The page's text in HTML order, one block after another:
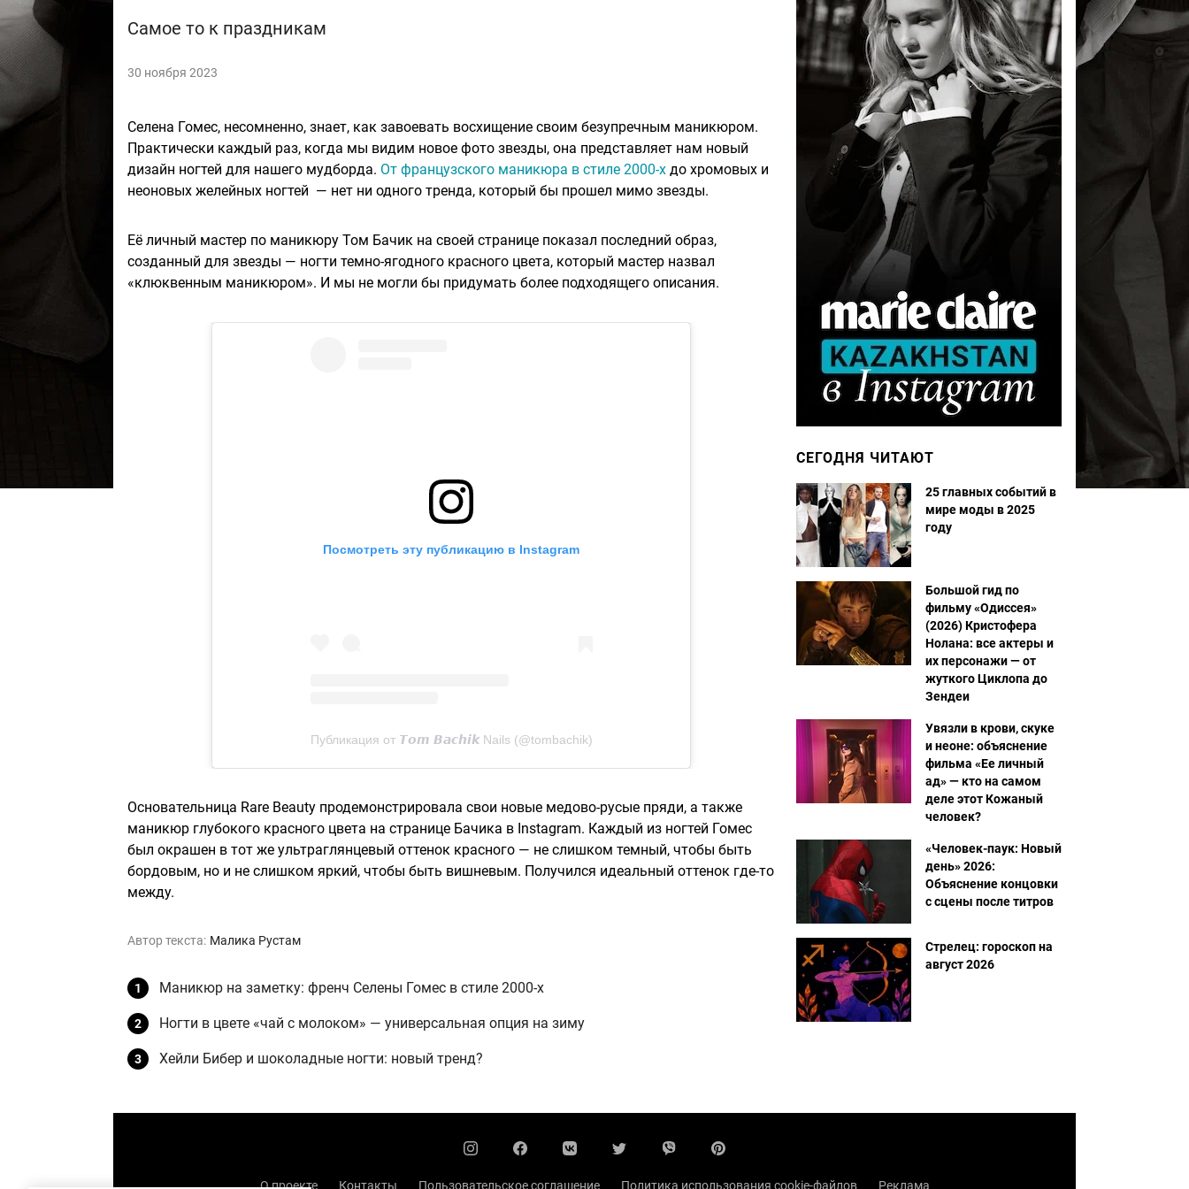
Самое то к праздникам
30 ноября 2023
Селена Гомес, несомненно, знает, как завоевать восхищение своим безупречным маникюром.
Практически каждый раз, когда мы видим новое фото звезды, она представляет нам новый
дизайн ногтей для нашего мудборда. От французского маникюра в стиле 2000-х до хромовых и
неоновых желейных ногтей — нет ни одного тренда, который бы прошел мимо звезды.
Её личный мастер по маникюру Том Бачик на своей странице показал последний образ,
созданный для звезды — ногти темно-ягодного красного цвета, который мастер назвал
«клюквенным маникюром». И мы не могли бы придумать более подходящего описания.
Посмотреть эту публикацию в Instagram
Публикация от 𝙏𝙤𝙢 𝘽𝙖𝙘𝙝𝙞𝙠 Nails (@tombachik)
Основательница Rare Beauty продемонстрировала свои новые медово-русые пряди, а также
маникюр глубокого красного цвета на странице Бачика в Instagram. Каждый из ногтей Гомес
был окрашен в тот же ультраглянцевый оттенок красного — не слишком темный, чтобы быть
бордовым, но и не слишком яркий, чтобы быть вишневым. Получился идеальный оттенок где-то
между.
Автор текста: Малика Рустам
Маникюр на заметку: френч Селены Гомес в стиле 2000-х
Ногти в цвете «чай с молоком» — универсальная опция на зиму
Хейли Бибер и шоколадные ногти: новый тренд?
СЕГОДНЯ ЧИТАЮТ
25 главных событий в
мире моды в 2025
году
Большой гид по
фильму «Одиссея»
(2026) Кристофера
Нолана: все актеры и
их персонажи — от
жуткого Циклопа до
Зендеи
Увязли в крови, скуке
и неоне: объяснение
фильма «Ее личный
ад» — кто на самом
деле этот Кожаный
человек?
«Человек-паук: Новый
день» 2026:
Объяснение концовки
с сцены после титров
Стрелец: гороскоп на
август 2026
О проекте Контакты Пользовательское соглашение Политика использования cookie-файлов Реклама